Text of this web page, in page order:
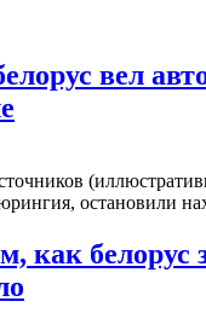
вел
остановили
как белорус